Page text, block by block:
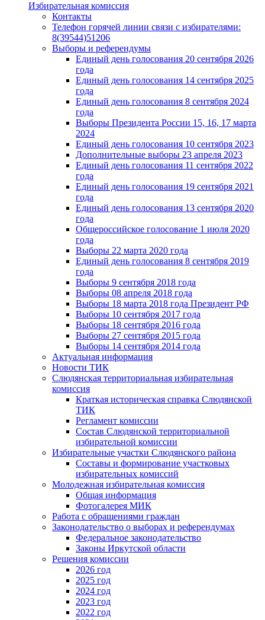
Избирательная комиссия
Контакты
Телефон горячей линии связи с избирателями:
8(39544)51206
Выборы и референдумы
Единый день голосования 20 сентября 2026
года
Единый день голосования 14 сентября 2025
года
Единый день голосования 8 сентября 2024
года
Выборы Президента России 15, 16, 17 марта
2024
Единый день голосования 10 сентября 2023
Дополнительные выборы 23 апреля 2023
Единый день голосования 11 сентября 2022
года
Единый день голосования 19 сентября 2021
года
Единый день голосования 13 сентября 2020
года
Общероссийское голосование 1 июля 2020
года
Выборы 22 марта 2020 года
Единый день голосования 8 сентября 2019
года
Выборы 9 сентября 2018 года
Выборы 08 апреля 2018 года
Выборы 18 марта 2018 года Президент РФ
Выборы 10 сентября 2017 года
Выборы 18 сентября 2016 года
Выборы 27 сентября 2015 года
Выборы 14 сентября 2014 года
Актуальная информация
Новости ТИК
Слюдянская территориальная избирательная
комиссия
Краткая историческая справка Слюдянской
ТИК
Регламент комиссии
Состав Слюдянской территориальной
избирательной комиссии
Избирательные участки Слюдянского района
Составы и формирование участковых
избирательных комиссий
Молодежная избирательная комиссия
Общая информация
Фотогалерея МИК
Работа с обращениями граждан
Законодательство о выборах и референдумах
Федеральное законодательство
Законы Иркутской области
Решения комиссии
2026 год
2025 год
2024 год
2023 год
2022 год